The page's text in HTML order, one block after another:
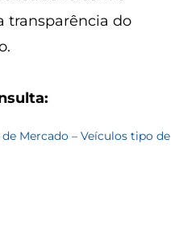
transparência do
Mercado – Veículos tipo de